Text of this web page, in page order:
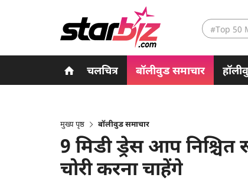
#Top 50
चलचित्र बॉलीवुड समाचार
मुख्य पृष्ठ बॉलीवुड समाचार
9 मिडी ड्रेस आप
चोरी करना चाहेंगे